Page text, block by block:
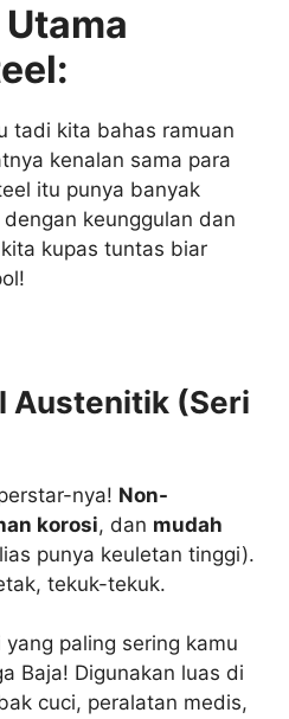
tadi kita bahas ramuan
kenalan sama para
itu punya banyak
keunggulan dan
kupas tuntas biar
Austenitik (Seri
nya! Non-
korosi, dan mudah
punya keuletan tinggi).
tekuk-tekuk.
yang paling sering kamu
Baja! Digunakan luas di
cuci, peralatan medis,